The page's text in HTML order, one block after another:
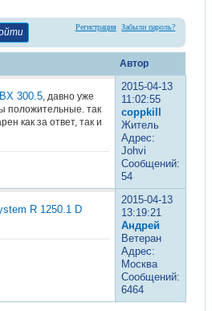
Забыли пароль?
Регистрация
Автор
300.5, давно уже
положительные. так
как за ответ, так и
2015-04-13
11:02:55
coppkill
Житель
Адрес:
Johvi
Сообщений:
54
R 1250.1 D
2015-04-13
13:19:21
Андрей
Ветеран
Адрес:
Москва
Сообщений:
6464